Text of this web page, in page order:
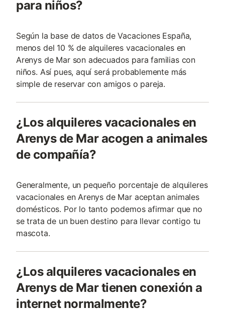
para niños?
Según la base de datos de Vacaciones España,
menos del 10 % de alquileres vacacionales en
Arenys de Mar son adecuados para familias con
niños. Así pues, aquí será probablemente más
simple de reservar con amigos o pareja.
¿Los alquileres vacacionales en
Arenys de Mar acogen a animales
de compañía?
Generalmente, un pequeño porcentaje de alquileres
vacacionales en Arenys de Mar aceptan animales
domésticos. Por lo tanto podemos afirmar que no
se trata de un buen destino para llevar contigo tu
mascota.
¿Los alquileres vacacionales en
Arenys de Mar tienen conexión a
internet normalmente?